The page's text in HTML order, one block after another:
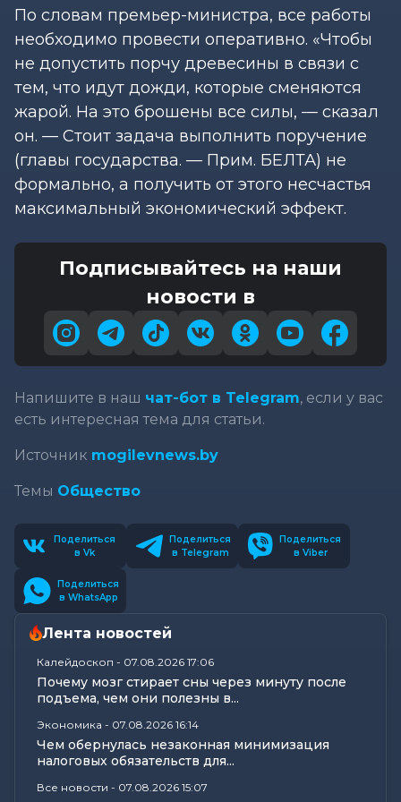
По словам премьер-министра, все работы
необходимо провести оперативно. «Чтобы
не допустить порчу древесины в связи с
тем, что идут дожди, которые сменяются
жарой. На это брошены все силы, — сказал
он. — Стоит задача выполнить поручение
(главы государства. — Прим. БЕЛТА) не
формально, а получить от этого несчастья
максимальный экономический эффект.
Подписывайтесь на наши
новости в
Напишите в наш чат-бот в Telegram, если у вас
есть интересная тема для статьи.
Источник mogilevnews.by
Темы Общество
Поделиться
в Vk
Поделиться
в Telegram
Поделиться
в Viber
Поделиться
в WhatsApp
Лента новостей
Калейдоскоп - 07.08.2026 17:06
Почему мозг стирает сны через минуту после
подъема, чем они полезны в...
Экономика - 07.08.2026 16:14
Чем обернулась незаконная минимизация
налоговых обязательств для...
Все новости - 07.08.2026 15:07